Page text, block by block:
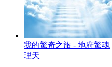
我的驚奇之旅 - 地府驚魂
理天